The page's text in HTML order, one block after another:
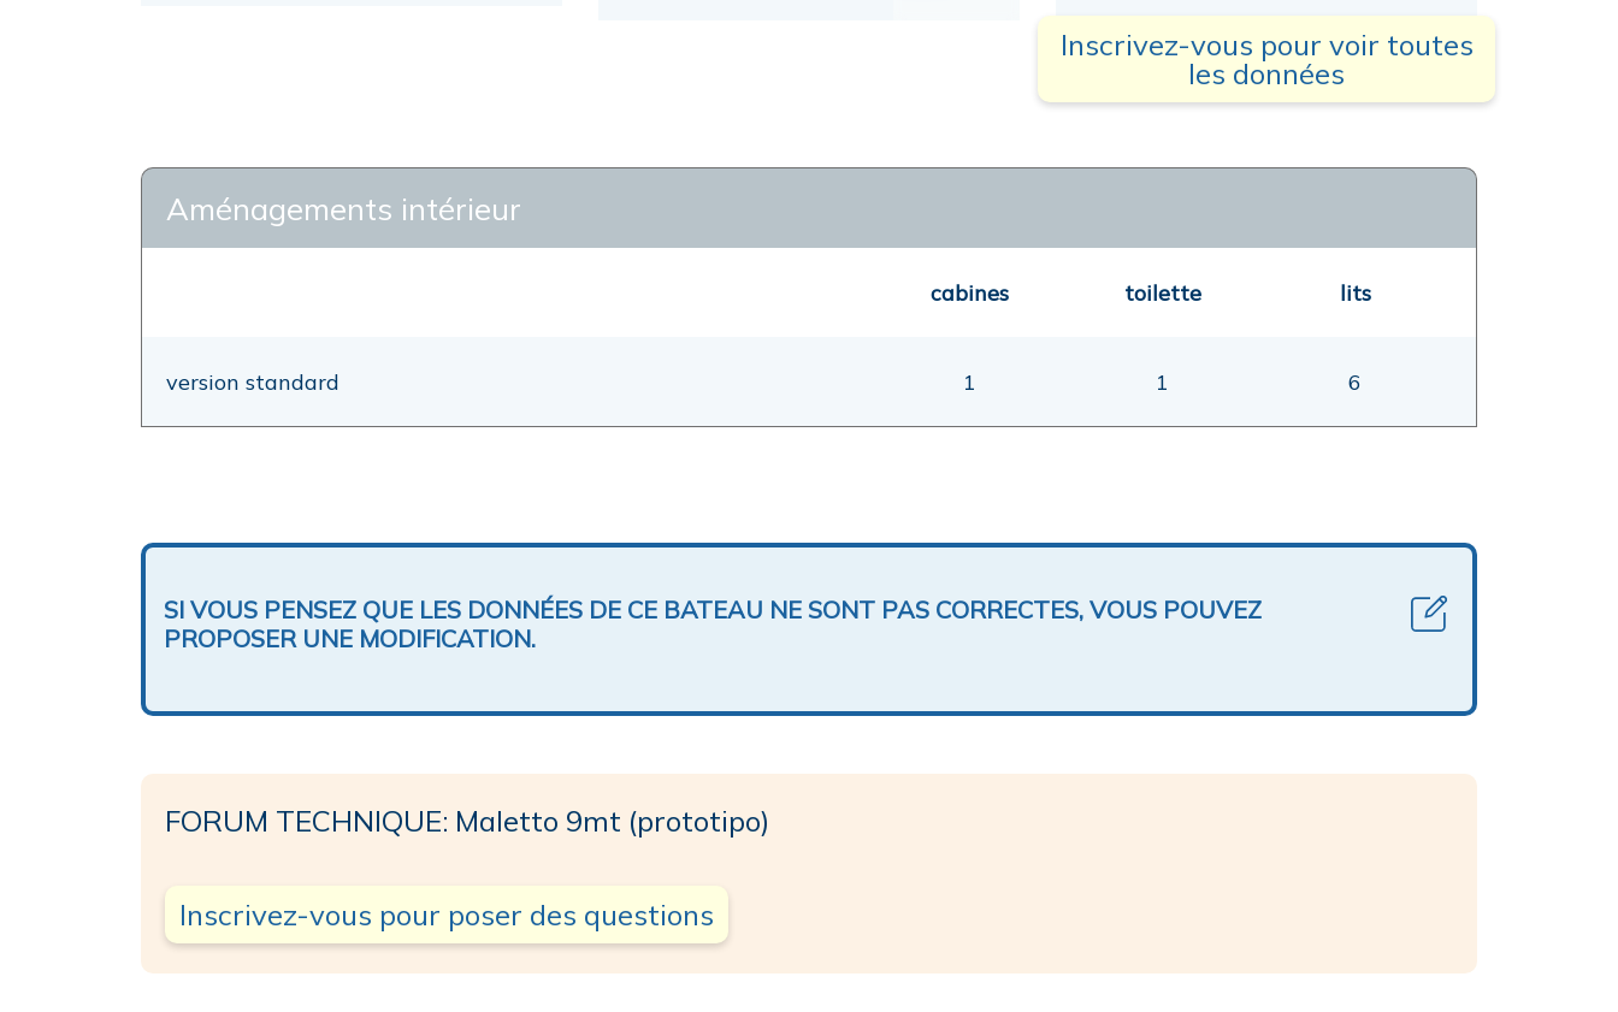
Inscrivez-vous pour voir toutes
les données
Aménagements intérieur
cabines toilette lits
version standard 1 1 6
SI VOUS PENSEZ QUE LES DONNÉES DE CE BATEAU NE SONT PAS CORRECTES, VOUS POUVEZ
PROPOSER UNE MODIFICATION.
FORUM TECHNIQUE: Maletto 9mt (prototipo)
Inscrivez-vous pour poser des questions